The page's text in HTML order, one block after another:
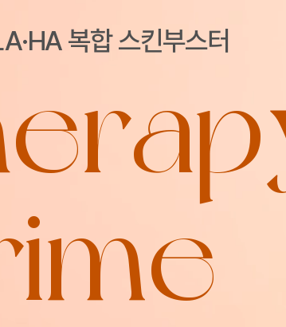
복합 스킨부스터